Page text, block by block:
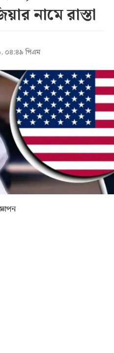
নামে রাস্তা
০৪:৪৯ পিএম